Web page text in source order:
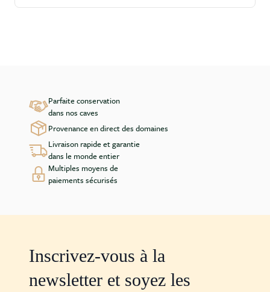
Parfaite conservation
dans nos caves
Provenance en direct des domaines
Livraison rapide et garantie
dans le monde entier
Multiples moyens de
paiements sécurisés
Inscrivez-vous à la
newsletter et soyez les